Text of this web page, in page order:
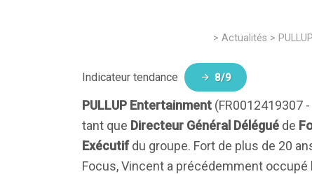
> Actualités >
Indicateur tendance 8/9
PULLUP Entertainment (FR0012419307
tant que Directeur Général Délégué de
Exécutifdu groupe. Fort de plus de 20
Focus, Vincent a précédemment occupé